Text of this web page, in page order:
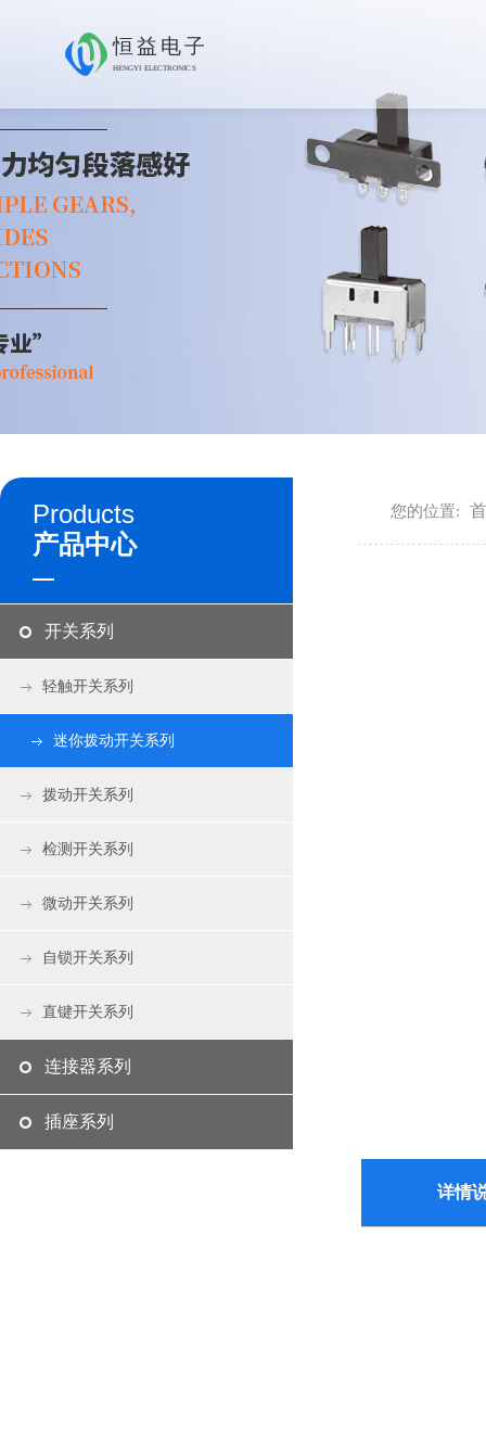
恒益电子
HENGYI ELECTRONICS
Products
产品中心
开关系列
轻触开关系列
迷你拨动开关系列
拨动开关系列
检测开关系列
微动开关系列
自锁开关系列
直键开关系列
连接器系列
插座系列
您的位置:
详情